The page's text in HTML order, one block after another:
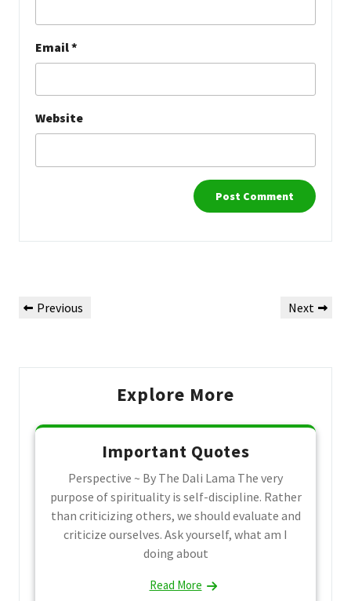
Email*
Website
navigation
Previous
Previous
Next
Next
Explore More
Important Quotes
Perspective ~ By The Dali Lama The very
purpose of spirituality is self-discipline. Rather
than criticizing others, we should evaluate and
criticize ourselves. Ask yourself, what am I
doing about
Read More